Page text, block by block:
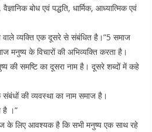
बोध एवं पद्धति, धार्मिक, आध्यात्मिक एवं
व्यक्ति एक दूसरे से संबंधित है।”5 समाज
मनुष्य के विचारों की अभिव्यक्ति करता है।
की समष्टि का दूसरा नाम है। दूसरे शब्दों में कहे
की व्यवस्था का नाम समाज है।
है ।”
के लिए आवश्यक है कि सभी मनुष्य एक साथ रहे